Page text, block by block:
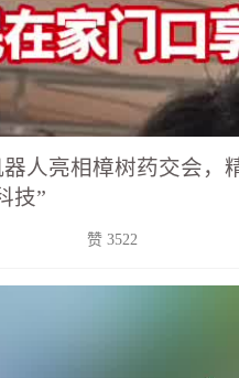
人亮相樟树药交会，
技”
赞 3522